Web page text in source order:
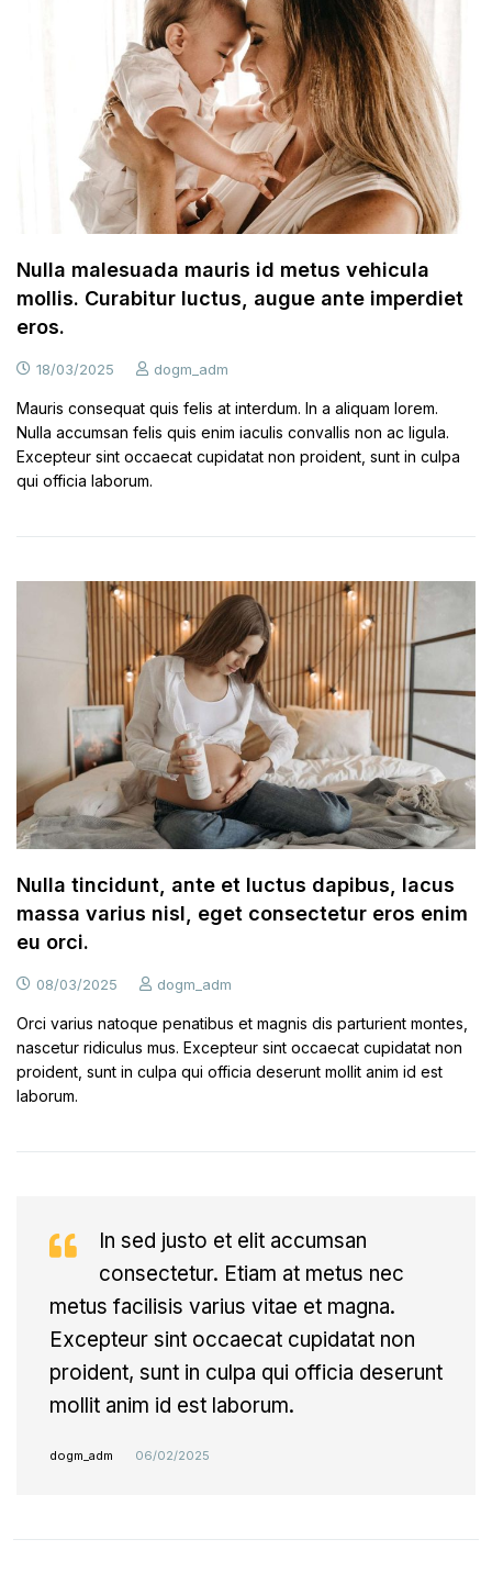
Nulla malesuada mauris id metus vehicula
mollis. Curabitur luctus, augue ante imperdiet
eros.
18/03/2025 dogm_adm
Mauris consequat quis felis at interdum. In a aliquam lorem.
Nulla accumsan felis quis enim iaculis convallis non ac ligula.
Excepteur sint occaecat cupidatat non proident, sunt in culpa
qui officia laborum.
Nulla tincidunt, ante et luctus dapibus, lacus
massa varius nisl, eget consectetur eros enim
eu orci.
08/03/2025 dogm_adm
Orci varius natoque penatibus et magnis dis parturient montes,
nascetur ridiculus mus. Excepteur sint occaecat cupidatat non
proident, sunt in culpa qui officia deserunt mollit anim id est
laborum.
In sed justo et elit accumsan
consectetur. Etiam at metus nec
metus facilisis varius vitae et magna.
Excepteur sint occaecat cupidatat non
proident, sunt in culpa qui officia deserunt
mollit anim id est laborum.
dogm_adm 06/02/2025